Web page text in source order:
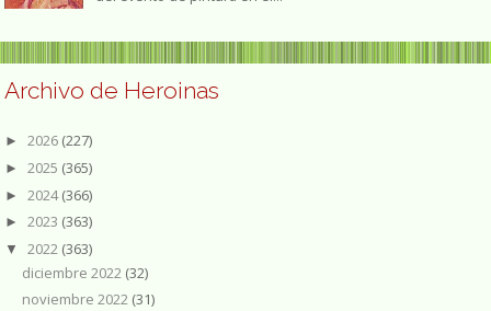
Archivo de Heroinas
► 2026 (227)
► 2025 (365)
► 2024(366)
► 2023 (363)
▼ 2022 (363)
diciembre 2022 (32)
noviembre 2022 (31)